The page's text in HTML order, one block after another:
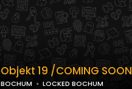
Objekt 19 /COMING SOON
BOCHUM LOCKED BOCHUM